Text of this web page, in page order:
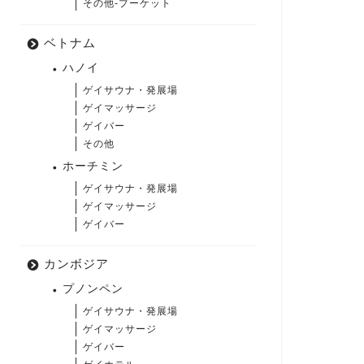
その他-プーケット
ベトナム
ハノイ
ゲイサウナ・発展場
ゲイマッサージ
ゲイバー
その他
ホーチミン
ゲイサウナ・発展場
ゲイマッサージ
ゲイバー
カンボジア
プノンペン
ゲイサウナ・発展場
ゲイマッサージ
ゲイバー